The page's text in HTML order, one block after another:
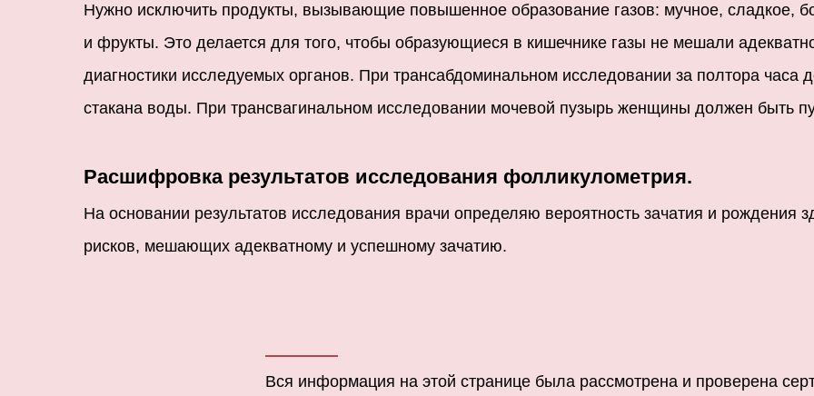
Нужно исключить продукты, вызывающие повышенное образование газов: мучное, сладкое,
и фрукты. Это делается для того, чтобы образующиеся в кишечнике газы не мешали
диагностики исследуемых органов. При трансабдоминальном исследовании за полтора часа
стакана воды. При трансвагинальном исследовании мочевой пузырь женщины должен быть
Расшифровка результатов исследования фолликулометрия.
На основании результатов исследования врачи определяю вероятность зачатия и рождения
рисков, мешающих адекватному и успешному зачатию.
Вся информация на этой странице была рассмотрена и проверена